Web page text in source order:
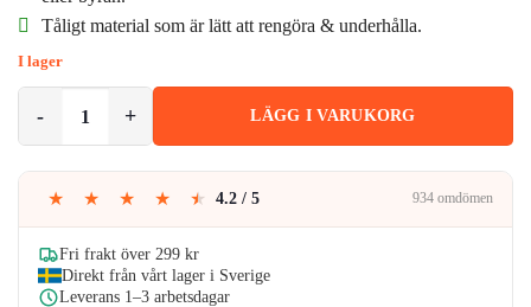
179kr.168kr.
Tåligt material som är lätt att rengöra & underhålla.
I lager
LÄGG I VARUKORG
★ ★ ★ ★ ★ 4.2 / 5 934 omdömen
Fri frakt över 299 kr
Direkt från vårt lager i Sverige
Leverans 1–3 arbetsdagar